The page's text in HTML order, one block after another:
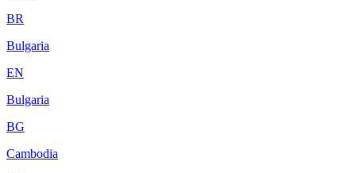
BR
Bulgaria
EN
Bulgaria
BG
Cambodia